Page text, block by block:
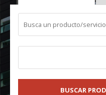
BUSCAR